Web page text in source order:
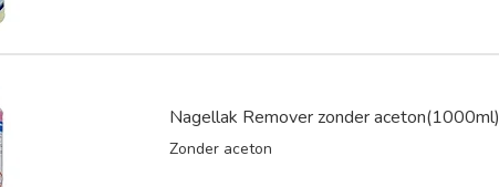
Nagellak Remover zonder aceton(1000ml)
Zonder aceton